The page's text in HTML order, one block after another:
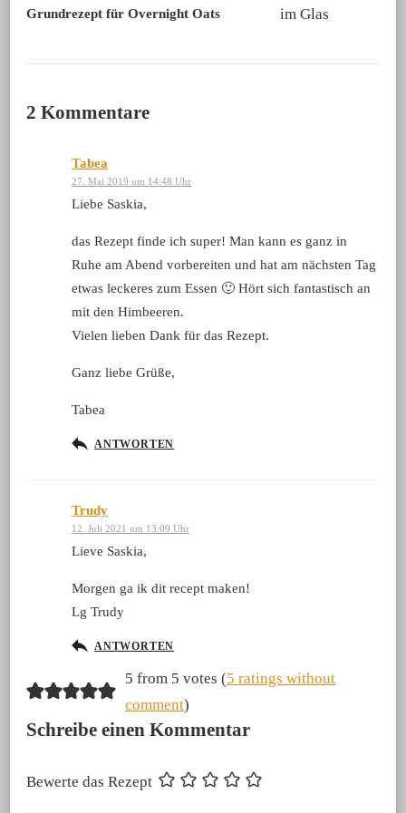
Grundrezept für Overnight Oats
2 Kommentare
Tabea
27. Mai 2019 um 14:48 Uhr
Liebe Saskia,
das Rezept finde ich super! Man kann es ganz in
Ruhe am Abend vorbereiten und hat am nächsten Tag
etwas leckeres zum Essen 🙂 Hört sich fantastisch an
mit den Himbeeren.
Vielen lieben Dank für das Rezept.
Ganz liebe Grüße,
Tabea
ANTWORTEN
Trudy
12. Juli 2021 um 13:09 Uhr
Lieve Saskia,
Morgen ga ik dit recept maken!
Lg Trudy
ANTWORTEN
5 from 5 votes (5 ratings without
comment)
Schreibe einen Kommentar
Bewerte das Rezept